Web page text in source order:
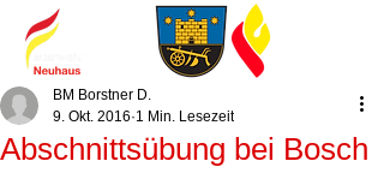
Abschnittsübung bei Bosch
BM Borstner D.
9. Okt. 2016 1 Min. Lesezeit